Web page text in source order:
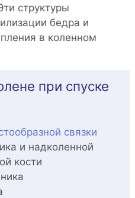
структуры
бедра и
в коленном
при спуске
связки
и надколенной
кости